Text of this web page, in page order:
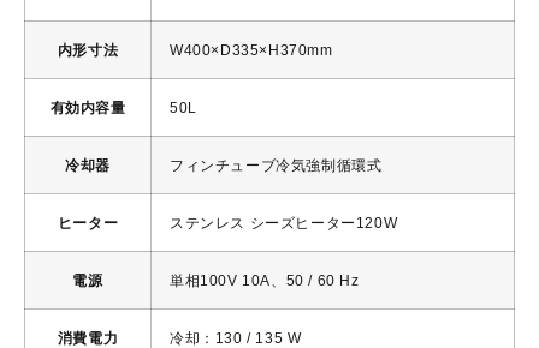
内形寸法 W400×D335×H370mm
有効内容量 50L
冷却器 フィンチューブ冷気強制循環式
ヒーター ステンレス シーズヒーター120W
電源 単相100V 10A、50 / 60 Hz
消費電力
冷却：130 / 135 W